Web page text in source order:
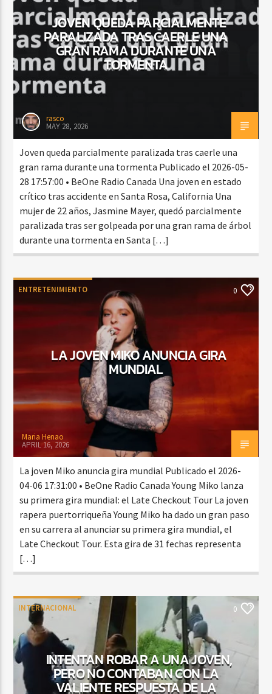
JOVEN QUEDA PARCIALMENTE
PARALIZADA TRAS CAERLE UNA
GRAN RAMA DURANTE UNA
TORMENTA
rasco
MAY 28, 2026
Joven queda parcialmente paralizada tras caerle una
gran rama durante una tormenta Publicado el 2026-05-
28 17:57:00 • BeOne Radio Canada Una joven en estado
crítico tras accidente en Santa Rosa, California Una
mujer de 22 años, Jasmine Mayer, quedó parcialmente
paralizada tras ser golpeada por una gran rama de árbol
durante una tormenta en Santa […]
ENTRETENIMIENTO 0
LA JOVEN MIKO ANUNCIA GIRA
MUNDIAL
Maria Henao
APRIL 16, 2026
La joven Miko anuncia gira mundial Publicado el 2026-
04-06 17:31:00 • BeOne Radio Canada Young Miko lanza
su primera gira mundial: el Late Checkout Tour La joven
rapera puertorriqueña Young Miko ha dado un gran paso
en su carrera al anunciar su primera gira mundial, el
Late Checkout Tour. Esta gira de 31 fechas representa
[…]
INTERNACIONAL 0
INTENTAN ROBAR A UNA JOVEN,
PERO NO CONTABAN CON LA
VALIENTE RESPUESTA DE LA